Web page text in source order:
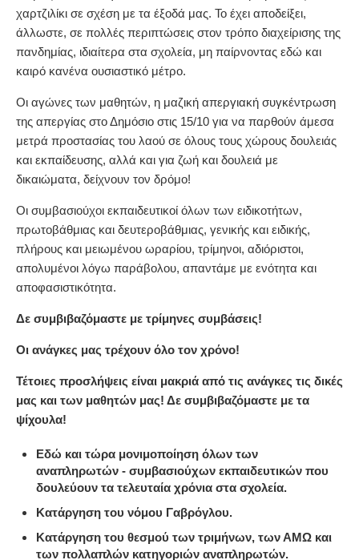
χαρτζιλίκι σε σχέση με τα έξοδά μας. Το έχει αποδείξει,
άλλωστε, σε πολλές περιπτώσεις στον τρόπο διαχείρισης της
πανδημίας, ιδιαίτερα στα σχολεία, μη παίρνοντας εδώ και
καιρό κανένα ουσιαστικό μέτρο.
Οι αγώνες των μαθητών, η μαζική απεργιακή συγκέντρωση
της απεργίας στο Δημόσιο στις 15/10 για να παρθούν άμεσα
μετρά προστασίας του λαού σε όλους τους χώρους δουλειάς
και εκπαίδευσης, αλλά και για ζωή και δουλειά με
δικαιώματα, δείχνουν τον δρόμο!
Οι συμβασιούχοι εκπαιδευτικοί όλων των ειδικοτήτων,
πρωτοβάθμιας και δευτεροβάθμιας, γενικής και ειδικής,
πλήρους και μειωμένου ωραρίου, τρίμηνοι, αδιόριστοι,
απολυμένοι λόγω παράβολου, απαντάμε με ενότητα και
αποφασιστικότητα.
Δε συμβιβαζόμαστε με τρίμηνες συμβάσεις!
Οι ανάγκες μας τρέχουν όλο τον χρόνο!
Τέτοιες προσλήψεις είναι μακριά από τις ανάγκες τις δικές
μας και των μαθητών μας! Δε συμβιβαζόμαστε με τα
ψίχουλα!
Εδώ και τώρα μονιμοποίηση όλων των
αναπληρωτών - συμβασιούχων εκπαιδευτικών που
δουλεύουν τα τελευταία χρόνια στα σχολεία.
Κατάργηση του νόμου Γαβρόγλου.
Κατάργηση του θεσμού των τριμήνων, των ΑΜΩ και
των πολλαπλών κατηγοριών αναπληρωτών.